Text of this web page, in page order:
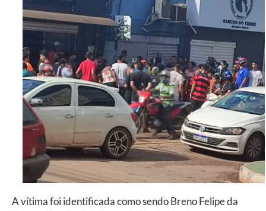
A vítima foi identificada como sendo Breno Felipe da